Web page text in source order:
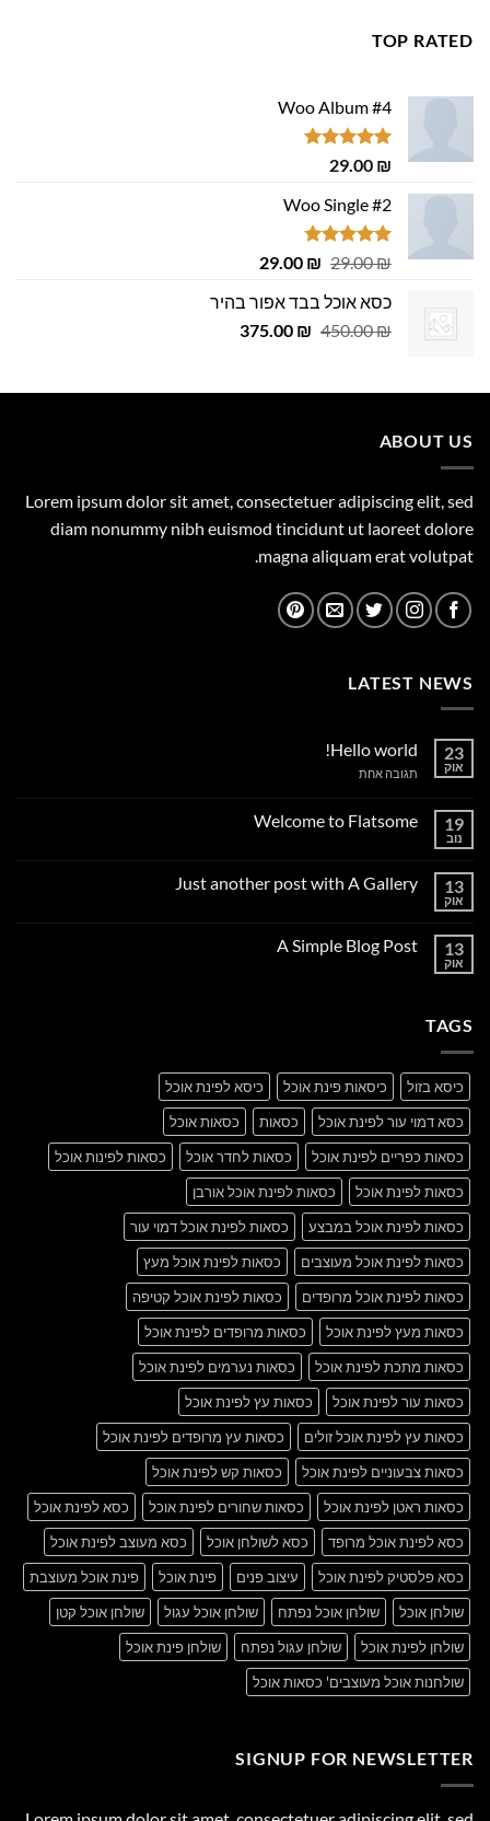
TOP RATED
Woo Album #4
דורג5.00
29.00 ₪
Woo Single #2
דורג4.75
29.00₪
המחיר
היה:
29.00 ₪.
29.00 ₪
המחיר
הוא:
29.00 ₪.
כסא אוכל בבד אפור בהיר
450.00₪
המחיר
450.00 ₪.
375.00 ₪
המחיר
375.00 ₪.
ABOUT US
Lorem ipsum dolor sit amet, consectetuer adipiscing elit, sed
diam nonummy nibh euismod tincidunt ut laoreet dolore
magna aliquam erat volutpat.
LATEST NEWS
23
אוק
Hello world!
תגובה אחתעל
19
נוב
Welcome to Flatsome
Welcome
13
אוק
Just another post with A Gallery
Just
13
אוק
A Simple Blog Post
TAGS
כיסא בזול כיסאות פינת אוכל
כיסא לפינת אוכל
כסא דמוי עור לפינת אוכל
כסאות
כסאות אוכל
כסאות כפריים לפינת אוכל
כסאות לחדר אוכל
כסאות לפינות אוכל
כסאות לפינת אוכל
כסאות לפינת אוכל אורבן
כסאות לפינת אוכל במבצע
כסאות לפינת אוכל דמוי עור
כסאות לפינת אוכל מעוצבים
כסאות לפינת אוכל מעץ
כסאות לפינת אוכל מרופדים
כסאות לפינת אוכל קטיפה
כסאות מעץ לפינת אוכל
כסאות מרופדים לפינת אוכל
כסאות מתכת לפינת אוכל
כסאות נערמים לפינת אוכל
כסאות עור לפינת אוכל
כסאות עץ לפינת אוכל
כסאות עץ לפינת אוכל זולים
כסאות עץ מרופדים לפינת אוכל
כסאות צבעוניים לפינת אוכל
כסאות קש לפינת אוכל
כסאות ראטן לפינת אוכל
כסאות שחורים לפינת אוכל
כסא לפינת אוכל
כסא לפינת אוכל מרופד
כסא לשולחן אוכל
כסא מעוצב לפינת אוכל
כסא פלסטיק לפינת אוכל
עיצוב פנים פינת אוכל
פינת אוכל מעוצבת
שולחן אוכל
שולחן אוכל נפתח שולחן אוכל עגול
שולחן אוכל קטן
שולחן לפינת אוכל
שולחן עגול נפתח
שולחן פינת אוכל
שולחנות אוכל מעוצבים' כסאות אוכל
SIGNUP FOR NEWSLETTER